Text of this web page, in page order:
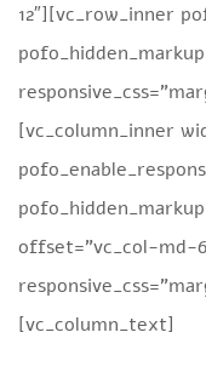
12″][vc_row_inner
[vc_column_inner
offset=”vc_col-md-
[vc_column_text]